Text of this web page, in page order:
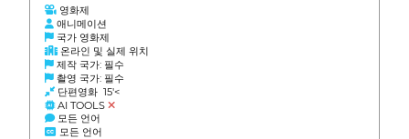
영화제
애니메이션
국가 영화제
온라인 및 실제 위치
제작 국가: 필수
촬영 국가: 필수
단편영화 15'<
AI TOOLS
모든 언어
모든 언어